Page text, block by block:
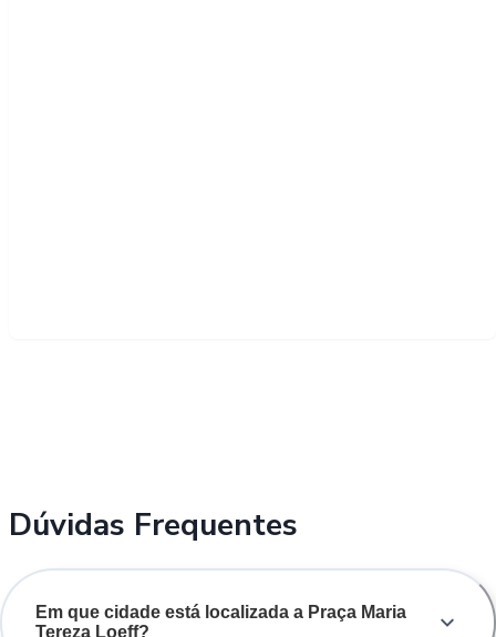
Dúvidas Frequentes
Em que cidade está localizada a Praça Maria
Tereza Loeff?